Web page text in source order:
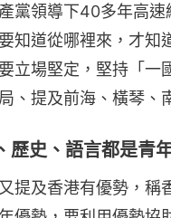
黨領導下40多年高速
知道從哪裡來，才知
立場堅定，堅持「一
、提及前海、橫琴、
歷史、語言都是青
提及香港有優勢，稱